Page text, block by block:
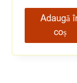
Adaugă
coș